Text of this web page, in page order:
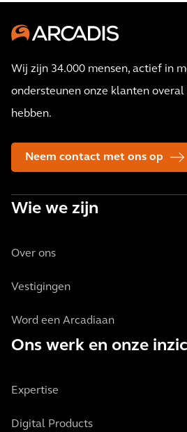
Wij zijn 34.000 mensen, actief in
ondersteunen onze klanten overal
hebben.
Neem contact met ons op
Wie we zijn
Over ons
Vestigingen
Word een Arcadiaan
Ons werk en onze
Expertise
Digital Products